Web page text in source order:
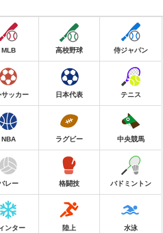
MLB 高校野球 侍ジャパン
サッカー 日本代表 テニス
NBA ラグビー 中央競馬
レー 格闘技 バドミントン
ンター 陸上 水泳